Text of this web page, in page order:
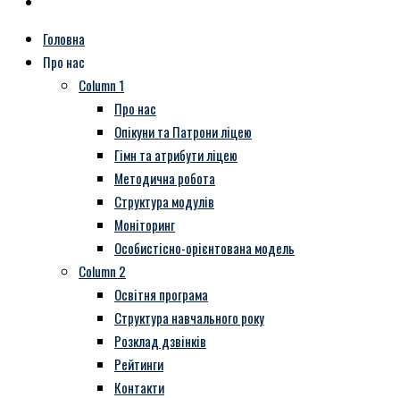
Головна
Про нас
Column 1
Про нас
Опікуни та Патрони ліцею
Гімн та атрибути ліцею
Методична робота
Структура модулів
Моніторинг
Особистісно-орієнтована модель
Column 2
Освітня програма
Структура навчального року
Розклад дзвінків
Рейтинги
Контакти